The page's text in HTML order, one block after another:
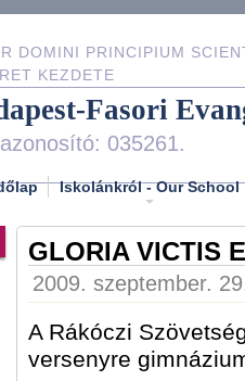
DOMINI PRINCIPIUM
KEZDETE
Fasori
035261.
Iskolánkról - Our School
GLORIA VICTIS
2009. szeptember.
A Rákóczi
versenyre